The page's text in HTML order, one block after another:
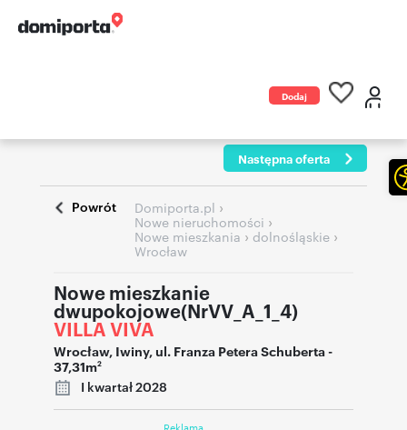
Dodaj
Następna oferta
Powrót Domiporta.pl ›
Nowe nieruchomości ›
Nowe mieszkania › dolnośląskie ›
Wrocław
Nowe mieszkanie
dwupokojowe(NrVV_A_1_4)
VILLA VIVA
Wrocław, Iwiny, ul. Franza Petera Schuberta-
37,31m2
I kwartał 2028